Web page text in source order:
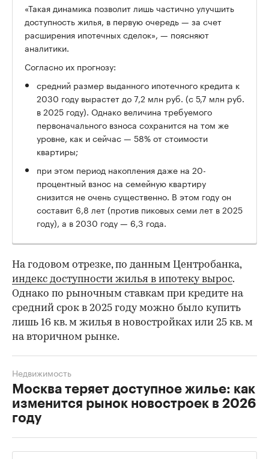
«Такая динамика позволит лишь частично улучшить
доступность жилья, в первую очередь — за счет
расширения ипотечных сделок», — поясняют
аналитики.
Согласно их прогнозу:
средний размер выданного ипотечного кредита к
2030 году вырастет до 7,2 млн руб. (с 5,7 млн руб.
в 2025 году). Однако величина требуемого
первоначального взноса сохранится на том же
уровне, как и сейчас — 58% от стоимости
квартиры;
при этом период накопления даже на 20-
процентный взнос на семейную квартиру
снизится не очень существенно. В этом году он
составит 6,8 лет (против пиковых семи лет в 2025
году), а в 2030 году — 6,3 года.
На годовом отрезке, по данным Центробанка,
индекс доступности жилья в ипотеку вырос.
Однако по рыночным ставкам при кредите на
средний срок в 2025 году можно было купить
лишь 16 кв. м жилья в новостройках или 25 кв. м
на вторичном рынке.
Москва теряет доступное жилье: как
изменится рынок новостроек в 2026
году
Недвижимость